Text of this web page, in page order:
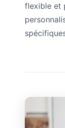
flexible et